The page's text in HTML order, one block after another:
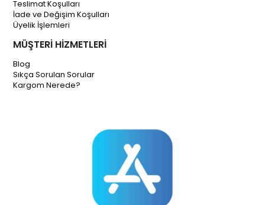
Teslimat Koşulları
İade ve Değişim Koşulları
Üyelik İşlemleri
MÜŞTERİ HİZMETLERİ
Blog
Sıkça Sorulan Sorular
Kargom Nerede?